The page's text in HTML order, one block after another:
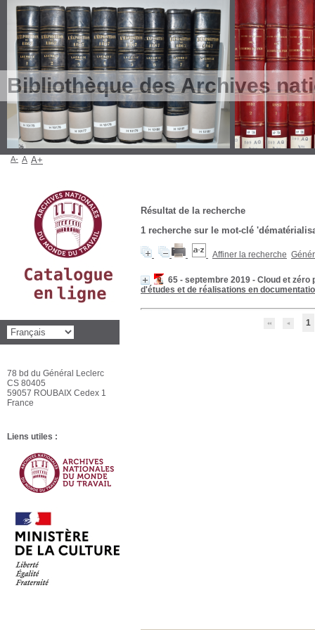
Bibliothèque des Archives
Résultat de la recherche
1 recherche sur le mot-clé
Affiner la recherche
65 - septembre 2019 - Cloud et
d'études et de réalisations en
1
A- A A+
78 bd du Général Leclerc
CS 80405
59057 ROUBAIX Cedex 1
France
Liens utiles :